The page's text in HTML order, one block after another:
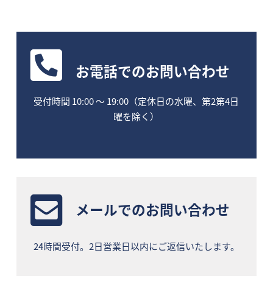
お電話でのお問い合わせ
受付時間 10:00 〜 19:00（定休日の水曜、第2第4日
曜を除く）
メールでのお問い合わせ
24時間受付。2日営業日以内にご返信いたします。